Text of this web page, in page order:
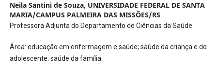
Neila Santini de Souza, UNIVERSIDADE FEDERAL DE SANTA
MARIA/CAMPUS PALMEIRA DAS MISSÕES/RS
Professora Adjunta do Departamento de Ciências da Saúde
Área: educação em enfermagem e saúde; saúde da criança e do
adolescente; saúde da família.